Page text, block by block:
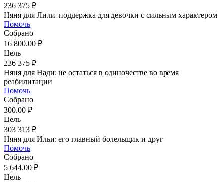
236 375 ₽
Няня для Лили: поддержка для девочки с сильным характером
Помочь
Собрано
16 800.00 ₽
Цель
236 375 ₽
Няня для Нади: не остаться в одиночестве во время
реабилитации
Помочь
Собрано
300.00 ₽
Цель
303 313 ₽
Няня для Ильи: его главный болельщик и друг
Помочь
Собрано
5 644.00 ₽
Цель